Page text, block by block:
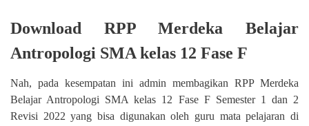
Download RPP Merdeka Belajar
Antropologi SMA kelas 12 Fase F
Nah, pada kesempatan ini admin membagikan RPP Merdeka
Belajar Antropologi SMA kelas 12 Fase F Semester 1 dan 2
Revisi 2022 yang bisa digunakan oleh guru mata pelajaran di